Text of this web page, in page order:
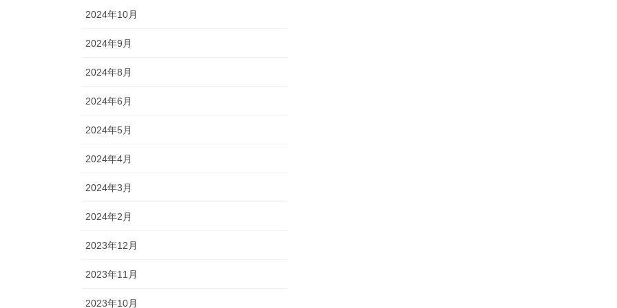
2024年10月
2024年9月
2024年8月
2024年6月
2024年5月
2024年4月
2024年3月
2024年2月
2023年12月
2023年11月
2023年10月